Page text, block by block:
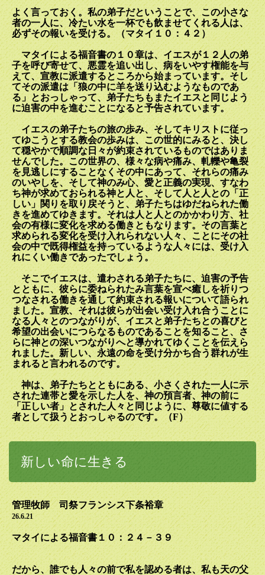
よく言っておく。私の弟子だということで、この小さな
者の一人に、冷たい水を一杯でも飲ませてくれる人は、
必ずその報いを受ける。（マタイ１０：４２）
マタイによる福音書の１０章は、イエスが１２人の弟
子を呼び寄せて、悪霊を追い出し、病をいやす権能を与
えて、宣教に派遣するところから始まっています。そし
てその派遣は「狼の中に羊を送り込むようなものであ
る」とおっしゃって、弟子たちもまたイエスと同じよう
に迫害の中を進むことになると予告されています。
イエスの弟子たちの旅の歩み、そしてキリストに従っ
てゆこうとする教会の歩みは、この世的にみると、決し
て穏やかで順調な日々が約束されているものではありま
せんでした。この世界の、様々な病や痛み、軋轢や亀裂
を見逃しにすることなくその中にあって、それらの痛み
のいやしを、そして神のみ心、愛と正義の実現、すなわ
ち神が求めておられる神と人と、そして人と人との「正
しい」関りを取り戻そうと、弟子たちはゆだねられた働
きを進めてゆきます。それは人と人とのかかわり方、社
会の有様に変化を求める働きともなります。その言葉と
求められる変化を受け入れられない人々、ことにその社
会の中で既得権益を持っているような人々には、受け入
れにくい働きであったでしょう。
そこでイエスは、遣わされる弟子たちに、迫害の予告
とともに、彼らに委ねられたみ言葉を宣べ癒しを祈りつ
つなされる働きを通して約束される報いについて語られ
ました。宣教、それは彼らが出会い受け入れ合うことに
なる人々とのつながりが、イエスと弟子たちとの喜びと
希望の出会いにつらなるものであることを知ること、さ
らに神との深いつながりへと導かれてゆくことを伝えら
れました。新しい、永遠の命を受け分かち合う群れが生
まれると言われるのです。
神は、弟子たちとともにある、小さくされた一人に示
された連帯と愛を示した人を、神の預言者、神の前に
「正しい者」とされた人々と同じように、尊敬に値する
者として扱うとおっしゃるのです。（F）
新しい命に生きる
管理牧師 司祭フランシス下条裕章
26.6.21
マタイによる福音書１０：２４－３９
だから、誰でも人々の前で私を認める者は、私も天の父